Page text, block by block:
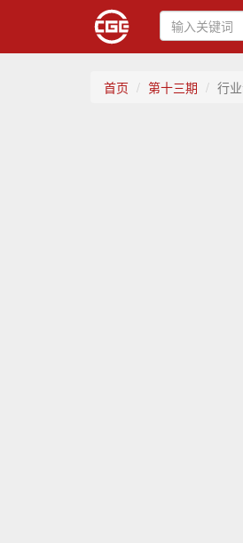
首页 第十三期 行